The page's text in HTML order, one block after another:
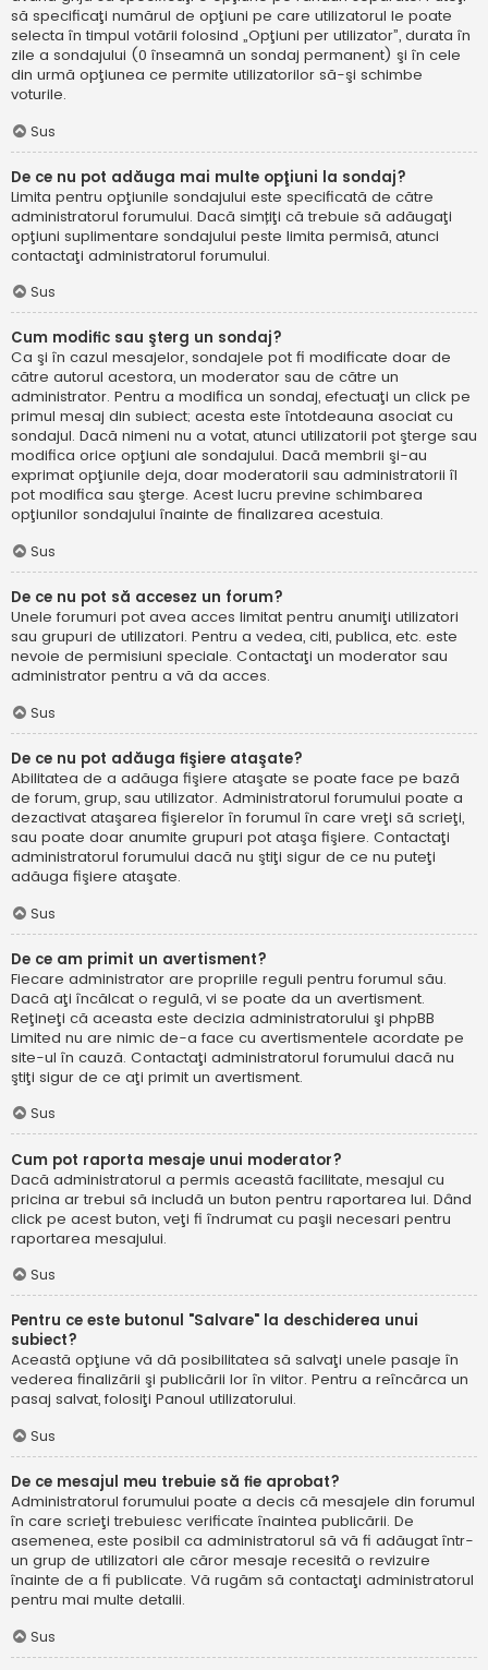
să specificaţi numărul de opţiuni pe care utilizatorul le poate
selecta în timpul votării folosind „Opţiuni per utilizator”, durata în
zile a sondajului (0 înseamnă un sondaj permanent) şi în cele
din urmă opţiunea ce permite utilizatorilor să-şi schimbe
voturile.
Sus
De ce nu pot adăuga mai multe opţiuni la sondaj?
Limita pentru opţiunile sondajului este specificată de către
administratorul forumului. Dacă simțiţi că trebuie să adăugaţi
opţiuni suplimentare sondajului peste limita permisă, atunci
contactaţi administratorul forumului.
Sus
Cum modific sau şterg un sondaj?
Ca şi în cazul mesajelor, sondajele pot fi modificate doar de
către autorul acestora, un moderator sau de către un
administrator. Pentru a modifica un sondaj, efectuaţi un click pe
primul mesaj din subiect; acesta este întotdeauna asociat cu
sondajul. Dacă nimeni nu a votat, atunci utilizatorii pot şterge sau
modifica orice opţiuni ale sondajului. Dacă membrii şi-au
exprimat opţiunile deja, doar moderatorii sau administratorii îl
pot modifica sau şterge. Acest lucru previne schimbarea
opţiunilor sondajului înainte de finalizarea acestuia.
Sus
De ce nu pot să accesez un forum?
Unele forumuri pot avea acces limitat pentru anumiţi utilizatori
sau grupuri de utilizatori. Pentru a vedea, citi, publica, etc. este
nevoie de permisiuni speciale. Contactaţi un moderator sau
administrator pentru a vă da acces.
Sus
De ce nu pot adăuga fişiere ataşate?
Abilitatea de a adăuga fişiere ataşate se poate face pe bază
de forum, grup, sau utilizator. Administratorul forumului poate a
dezactivat ataşarea fişierelor în forumul în care vreţi să scrieţi,
sau poate doar anumite grupuri pot ataşa fişiere. Contactaţi
administratorul forumului dacă nu ştiţi sigur de ce nu puteţi
adăuga fişiere ataşate.
Sus
De ce am primit un avertisment?
Fiecare administrator are propriile reguli pentru forumul său.
Dacă aţi încălcat o regulă, vi se poate da un avertisment.
Reţineţi că aceasta este decizia administratorului şi phpBB
Limited nu are nimic de-a face cu avertismentele acordate pe
site-ul în cauză. Contactaţi administratorul forumului dacă nu
ştiţi sigur de ce aţi primit un avertisment.
Sus
Cum pot raporta mesaje unui moderator?
Dacă administratorul a permis această facilitate, mesajul cu
pricina ar trebui să includă un buton pentru raportarea lui. Dând
click pe acest buton, veţi fi îndrumat cu paşii necesari pentru
raportarea mesajului.
Sus
Pentru ce este butonul "Salvare" la deschiderea unui
subiect?
Această opţiune vă dă posibilitatea să salvaţi unele pasaje în
vederea finalizării şi publicării lor în viitor. Pentru a reîncărca un
pasaj salvat, folosiţi Panoul utilizatorului.
Sus
De ce mesajul meu trebuie să fie aprobat?
Administratorul forumului poate a decis că mesajele din forumul
în care scrieţi trebuiesc verificate înaintea publicării. De
asemenea, este posibil ca administratorul să vă fi adăugat într-
un grup de utilizatori ale căror mesaje recesită o revizuire
înainte de a fi publicate. Vă rugăm să contactaţi administratorul
pentru mai multe detalii.
Sus